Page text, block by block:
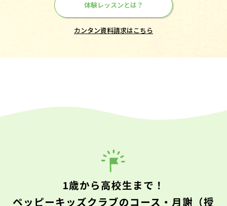
体験レッスンとは？
カンタン資料請求はこちら
1歳から高校生まで！
ペッピーキッズクラブのコース・月謝（授